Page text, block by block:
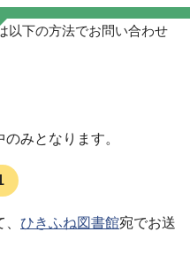
以下の方法でお問い合わせ
みとなります。
ひきふね図書館宛でお送